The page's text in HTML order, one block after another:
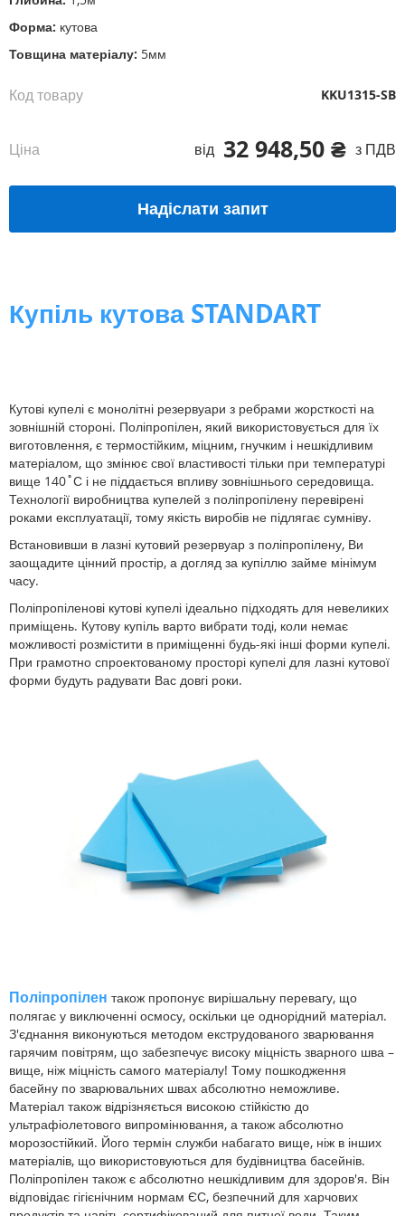
Форма: кутова
Товщина матеріалу: 5мм
32 948,50 ₴ з ПДВ
Ціна від
Код товару KKU1315-SB
Надіслати запит
Купіль кутова STANDART
Кутові купелі є монолітні резервуари з ребрами жорсткості на
зовнішній стороні. Поліпропілен, який використовується для їх
виготовлення, є термостійким, міцним, гнучким і нешкідливим
матеріалом, що змінює свої властивості тільки при температурі
вище 140˚С і не піддається впливу зовнішнього середовища.
Технології виробництва купелей з поліпропілену перевірені
роками експлуатації, тому якість виробів не підлягає сумніву.
Встановивши в лазні кутовий резервуар з поліпропілену, Ви
заощадите цінний простір, а догляд за купіллю займе мінімум
часу.
Поліпропіленові кутові купелі ідеально підходять для невеликих
приміщень. Кутову купіль варто вибрати тоді, коли немає
можливості розмістити в приміщенні будь-які інші форми купелі.
При грамотно спроектованому просторі купелі для лазні кутової
форми будуть радувати Вас довгі роки.
Поліпропілен також пропонує вирішальну перевагу, що
полягає у виключенні осмосу, оскільки це однорідний матеріал.
З'єднання виконуються методом екструдованого зварювання
гарячим повітрям, що забезпечує високу міцність зварного шва –
вище, ніж міцність самого матеріалу! Тому пошкодження
басейну по зварювальних швах абсолютно неможливе.
Матеріал також відрізняється високою стійкістю до
ультрафіолетового випромінювання, а також абсолютно
морозостійкий. Його термін служби набагато вище, ніж в інших
матеріалів, що використовуються для будівництва басейнів.
Поліпропілен також є абсолютно нешкідливим для здоров'я. Він
відповідає гігієнічним нормам ЄС, безпечний для харчових